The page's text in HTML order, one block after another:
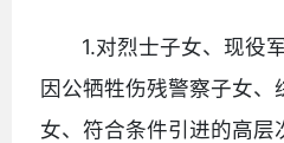
1.对烈士子女、现役
因公牺牲伤残警察子女、
女、符合条件引进的高层